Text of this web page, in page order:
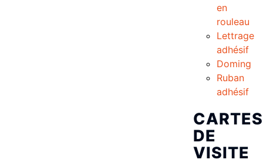
en
rouleau
Lettrage
adhésif
Doming
Ruban
adhésif
CARTES
DE
VISITE